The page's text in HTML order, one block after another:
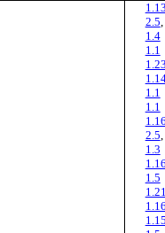
1.13
2.5,
1.4
1.1
1.23
1.1
1.1
1.16
2.5,
1.3
1.16
1.5
1.21
1.16
1.15